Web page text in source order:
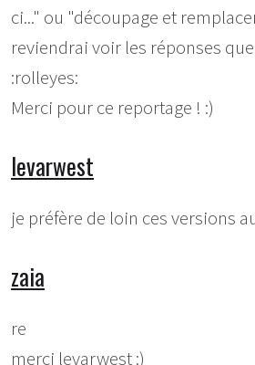
ci..." ou "découpage et
reviendrai voir les réponses
:rolleyes:
Merci pour ce reportage ! :)
levarwest
je préfère de loin ces versions
zaia
re
merci levarwest :)